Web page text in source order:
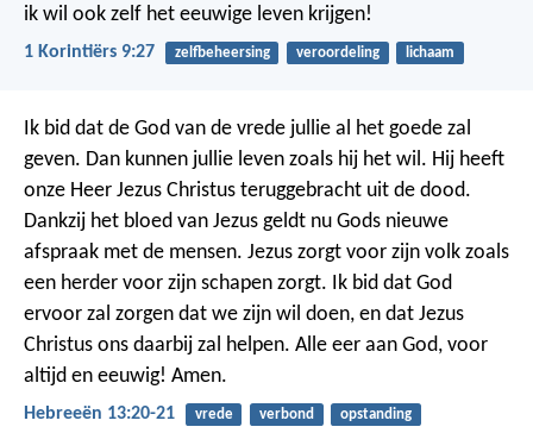
ik wil ook zelf het eeuwige leven krijgen!
1 Korintiërs 9:27 zelfbeheersing veroordeling lichaam
Ik bid dat de God van de vrede jullie al het goede zal
geven. Dan kunnen jullie leven zoals hij het wil. Hij heeft
onze Heer Jezus Christus teruggebracht uit de dood.
Dankzij het bloed van Jezus geldt nu Gods nieuwe
afspraak met de mensen. Jezus zorgt voor zijn volk zoals
een herder voor zijn schapen zorgt. Ik bid dat God
ervoor zal zorgen dat we zijn wil doen, en dat Jezus
Christus ons daarbij zal helpen. Alle eer aan God, voor
altijd en eeuwig! Amen.
Hebreeën 13:20-21 vrede verbond opstanding